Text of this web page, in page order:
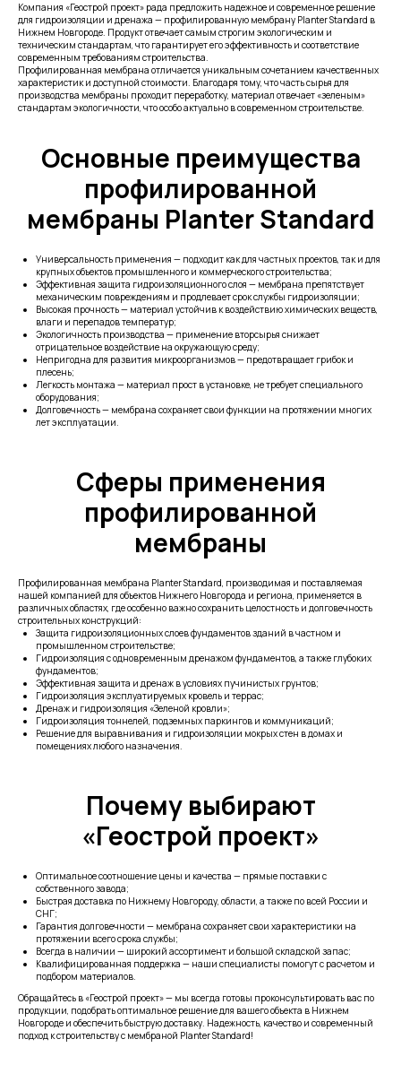
Компания «Геострой проект» рада предложить надежное и современное решение
для гидроизоляции и дренажа — профилированную мембрану Planter Standard в
Нижнем Новгороде. Продукт отвечает самым строгим экологическим и
техническим стандартам, что гарантирует его эффективность и соответствие
современным требованиям строительства.
Профилированная мембрана отличается уникальным сочетанием качественных
характеристик и доступной стоимости. Благодаря тому, что часть сырья для
производства мембраны проходит переработку, материал отвечает «зеленым»
стандартам экологичности, что особо актуально в современном строительстве.
Основные преимущества
профилированной
мембраны Planter Standard
Универсальность применения — подходит как для частных проектов, так и для
крупных объектов промышленного и коммерческого строительства;
Эффективная защита гидроизоляционного слоя — мембрана препятствует
механическим повреждениям и продлевает срок службы гидроизоляции;
Высокая прочность — материал устойчив к воздействию химических веществ,
влаги и перепадов температур;
Экологичность производства — применение вторсырья снижает
отрицательное воздействие на окружающую среду;
Непригодна для развития микроорганизмов — предотвращает грибок и
плесень;
Легкость монтажа — материал прост в установке, не требует специального
оборудования;
Долговечность — мембрана сохраняет свои функции на протяжении многих
лет эксплуатации.
Сферы применения
профилированной
мембраны
Профилированная мембрана Planter Standard, производимая и поставляемая
нашей компанией для объектов Нижнего Новгорода и региона, применяется в
различных областях, где особенно важно сохранить целостность и долговечность
строительных конструкций:
Защита гидроизоляционных слоев фундаментов зданий в частном и
промышленном строительстве;
Гидроизоляция с одновременным дренажом фундаментов, а также глубоких
фундаментов;
Эффективная защита и дренаж в условиях пучинистых грунтов;
Гидроизоляция эксплуатируемых кровель и террас;
Дренаж и гидроизоляция «Зеленой кровли»;
Гидроизоляция тоннелей, подземных паркингов и коммуникаций;
Решение для выравнивания и гидроизоляции мокрых стен в домах и
помещениях любого назначения.
Почему выбирают
«Геострой проект»
Оптимальное соотношение цены и качества — прямые поставки с
собственного завода;
Быстрая доставка по Нижнему Новгороду, области, а также по всей России и
СНГ;
Гарантия долговечности — мембрана сохраняет свои характеристики на
протяжении всего срока службы;
Всегда в наличии — широкий ассортимент и большой складской запас;
Квалифицированная поддержка — наши специалисты помогут с расчетом и
подбором материалов.
Обращайтесь в «Геострой проект» — мы всегда готовы проконсультировать вас по
продукции, подобрать оптимальное решение для вашего объекта в Нижнем
Новгороде и обеспечить быструю доставку. Надежность, качество и современный
подход к строительству с мембраной Planter Standard!